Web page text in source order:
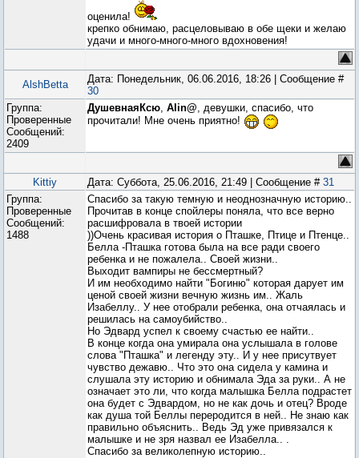
оценила!
крепко обнимаю, расцеловываю в обе щеки и желаю
удачи и много-много-много вдохновения!
AlshBetta
Дата: Понедельник, 06.06.2016, 18:26 | Сообщение #
30
Группа:
Проверенные
Сообщений:
2409
ДушевнаяКсю, Alin@, девушки, спасибо, что
прочитали! Мне очень приятно!
Kittiy Дата: Суббота, 25.06.2016, 21:49 | Сообщение # 31
Группа:
Проверенные
Сообщений:
1488
Спасибо за такую темную и неоднозначную историю..
Прочитав в конце спойлеры поняла, что все верно
расшифровала в твоей истории
))Очень красивая история о Пташке, Птице и Птенце..
Белла -Пташка готова была на все ради своего
ребенка и не пожалела.. Своей жизни..
Выходит вампиры не бессмертный?
И им необходимо найти "Богиню" которая дарует им
ценой своей жизни вечную жизнь им.. Жаль
Изабеллу.. У нее отобрали ребенка, она отчаялась и
решилась на самоубийство..
Но Эдвард успел к своему счастью ее найти..
В конце когда она умирала она услышала в голове
слова "Пташка" и легенду эту.. И у нее присутвует
чувство дежавю.. Что это она сидела у камина и
слушала эту историю и обнимала Эда за руки.. А не
означает это ли, что когда малышка Белла подрастет
она будет с Эдвардом, но не как дочь и отец? Вроде
как душа той Беллы переродится в ней.. Не знаю как
правильно объяснить.. Ведь Эд уже привязался к
малышке и не зря назвал ее Изабелла.. .
Спасибо за великолепную историю..